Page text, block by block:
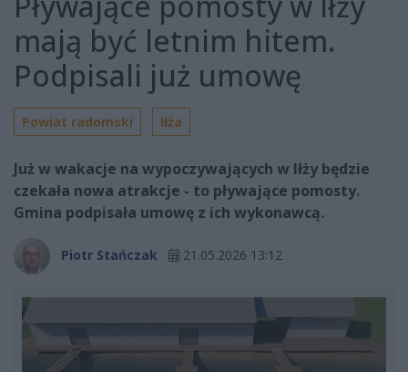
mają być letnim hitem.
Podpisali już umowę
Powiat radomski Iłża
Już w wakacje na wypoczywających w Iłży będzie
czekała nowa atrakcje - to pływające pomosty.
Gmina podpisała umowę z ich wykonawcą.
Piotr Stańczak 21.05.2026 13:12